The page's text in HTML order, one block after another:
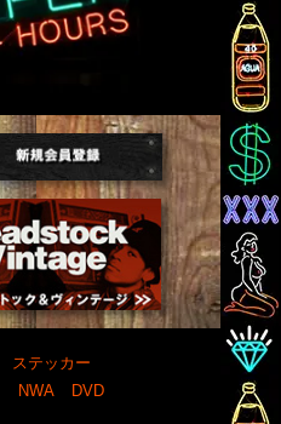
ステッカー
NWA DVD